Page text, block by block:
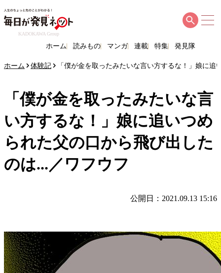
KADOKAWA Group
ホーム 読みもの マンガ 連載 特集 発見隊
ホーム 体験記 「僕が金を取ったみたいな言い方するな！」娘に
「僕が金を取ったみたいな言
い方するな！」娘に追いつめ
られた父の口から飛び出した
のは...／ワフウフ
公開日：2021.09.13 15:16